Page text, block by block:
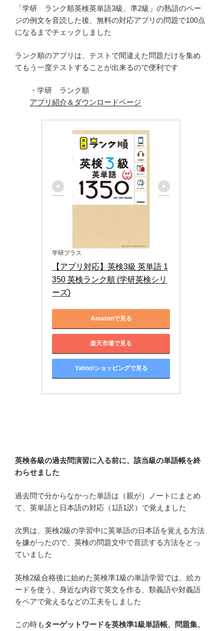
「学研 ランク順英検英単語3級、準2級」の熟語のペー
ジの例文を音読した後、無料の対応アプリの問題で100点
になるまでチェックしました
ランク順のアプリは、テストで間違えた問題だけを集め
てもう一度テストすることが出来るので便利です
・学研 ランク順
アプリ紹介＆ダウンロードページ
学研プラス
【アプリ対応】英検3級 英単語 1
350 英検ランク順 (学研英検シリ
ーズ)
Amazonで見る
楽天市場で見る
Yahoo!ショッピングで見る
英検各級の過去問演習に入る前に、該当級の単語帳を終
わらせました
過去問で分からなかった単語は（親が）ノートにまとめ
て、英単語と日本語の対応（1語1訳）で覚えました
次男は、英検2級の学習中に英単語の日本語を覚える方法
を嫌がったので、英検の問題文中で音読する方法をとっ
ていました
英検2級合格後に始めた英検準1級の単語学習では、絵カ
ードを使う、身近な内容で英文を作る、類義語や対義語
をペアで覚えるなどの工夫をしました
この時もターゲットワードを英検準1級単語帳、問題集、